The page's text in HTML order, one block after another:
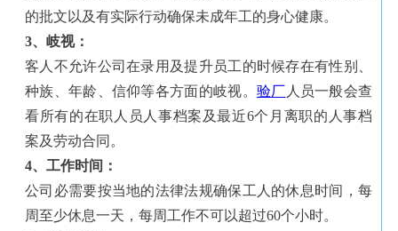
的批文以及有实际行动确保未成年工的身心健康。
3、岐视：
客人不允许公司在录用及提升员工的时候存在有性别、
种族、年龄、信仰等各方面的岐视。 验厂 人员一般会查
看所有的在职人员人事档案及最近6个月离职的人事档
案及劳动合同。
4、工作时间：
公司必需要按当地的法律法规确保工人的休息时间，每
周至少休息一天，每周工作不可以超过60个小时。